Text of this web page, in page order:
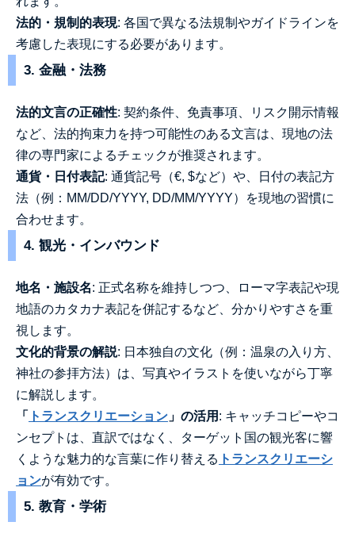
法的・規制的表現: 各国で異なる法規制やガイドラインを
考慮した表現にする必要があります。
3. 金融・法務
法的文言の正確性: 契約条件、免責事項、リスク開示情報
など、法的拘束力を持つ可能性のある文言は、現地の法
律の専門家によるチェックが推奨されます。
通貨・日付表記: 通貨記号（€, $など）や、日付の表記方
法（例：MM/DD/YYYY, DD/MM/YYYY）を現地の習慣に
合わせます。
4. 観光・インバウンド
地名・施設名: 正式名称を維持しつつ、ローマ字表記や現
地語のカタカナ表記を併記するなど、分かりやすさを重
視します。
文化的背景の解説: 日本独自の文化（例：温泉の入り方、
神社の参拝方法）は、写真やイラストを使いながら丁寧
に解説します。
「
トランスクリエーション 」の活用 : キャッチコピーやコ
ンセプトは、直訳ではなく、ターゲット国の観光客に響
くような魅力的な言葉に作り替える トランスクリエーシ
ョンが有効です。
5. 教育・学術